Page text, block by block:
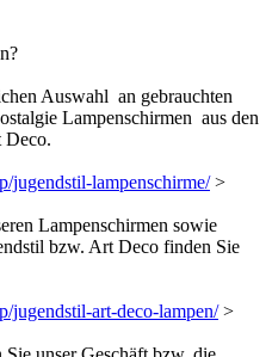
Auswahl an gebrauchten
Lampenschirmen aus den
Deco.
jugendstil-lampenschirme/>
Lampenschirmen sowie
bzw. Art Deco finden Sie
jugendstil-art-deco-lampen/>